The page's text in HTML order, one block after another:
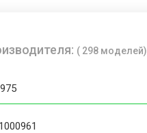
( 298 моделей)